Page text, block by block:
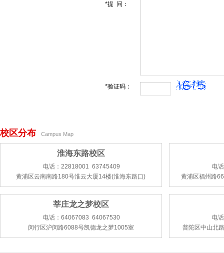
*提 问：
*验证码：
校区分布 Campus Map
淮海东路校区
电话：22818001 63745409
黄浦区云南南路180号淮云大厦14楼(淮海东路口)
电
黄浦区福州路
莘庄龙之梦校区
电话：64067083 64067530
闵行区沪闵路6088号凯德龙之梦1005室
电
普陀区中山北